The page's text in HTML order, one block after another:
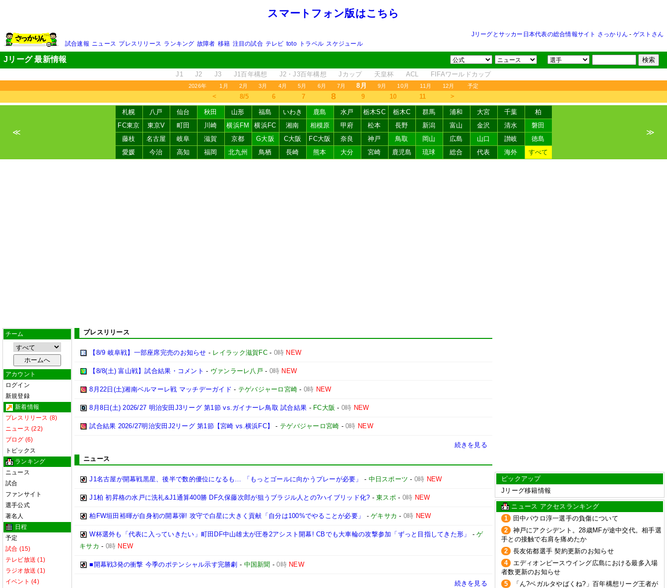
スマートフォン版はこちら
Jリーグとサッカー日本代表の総合情報サイト さっかりん - ゲストさん
試合速報 ニュース プレスリリース ランキング 故障者 移籍 注目の試合 テレビ toto トラベル スケジュール
Jリーグ 最新情報
J1 J2 J3 J1百年構想 J2・J3百年構想 Jカップ 天皇杯 ACL FIFAワールドカップ
2026年 1月 2月 3月 4月 5月 6月 7月 8月 9月 10月 11月 12月 予定
＜ 8/5 6 7 8 9 10 11 ＞
≪
札幌 八戸 仙台 秋田 山形 福島 いわき 鹿島 水戸 栃木SC 栃木C 群馬 浦和 大宮 千葉
柏
FC東京
東京V 町田 川崎 横浜FM 横浜FC 湘南 相模原 甲府 松本 長野 新潟 富山 金沢 清水
磐田
藤枝
名古屋 岐阜 滋賀 京都 G大阪 C大阪 FC大阪 奈良 神戸 鳥取 岡山 広島 山口 讃岐
徳島
愛媛
今治 高知 福岡 北九州 鳥栖 長崎 熊本 大分 宮崎 鹿児島 琉球 総合 代表 海外 すべて
≫
チーム
アカウント
ログイン
新規登録
新着情報
プレスリリース (8)
ニュース (22)
ブログ (6)
トピックス
ランキング
ニュース
試合
ファンサイト
選手公式
著名人
日程
予定
試合 (15)
テレビ放送 (1)
ラジオ放送 (1)
イベント (4)
プレスリリース
【8/9 岐阜戦】一部座席完売のお知らせ - レイラック滋賀FC- 0時 NEW
【8/8(土) 富山戦】試合結果・コメント - ヴァンラーレ八戸 - 0時 NEW
8月22日(土)湘南ベルマーレ戦 マッチデーガイド - テゲバジャーロ宮崎 - 0時 NEW
8月8日(土) 2026/27 明治安田J3リーグ 第1節 vs.ガイナーレ鳥取 試合結果 - FC大阪 - 0時 NEW
試合結果 2026/27明治安田J2リーグ 第1節【宮崎 vs.横浜FC】 - テゲバジャーロ宮崎 -0時 NEW
続きを見る
ニュース
J1名古屋が開幕戦黒星、後半で数的優位になるも… 「もっとゴールに向かうプレーが必要」 - 中日スポーツ - 0時 NEW
J1柏 初昇格の水戸に洗礼&J1通算400勝 DF久保藤次郎が狙うブラジル人との?ハイブリッド化? -東スポ- 0時 NEW
柏FW垣田裕暉が自身初の開幕弾! 攻守で白星に大きく貢献「自分は100%でやることが必要」 -ゲキサカ - 0時 NEW
W杯選外も「代表に入っていきたい」町田DF中山雄太が圧巻2アシスト開幕! CBでも大車輪の攻撃参加「ずっと目指してきた形」 -ゲ
キサカ - 0時 NEW
■開幕戦3発の衝撃 今季のポテンシャル示す完勝劇 - 中国新聞 -0時 NEW
続きを見る
ピックアップ
Jリーグ移籍情報
ニュース アクセスランキング
1
田中パウロ淳一選手の負傷について
2
神戸にアクシデント。28歳MFが途中交代。相手選
手との接触で右肩を痛めたか
2
長友佑都選手 契約更新のお知らせ
4
エディオンピースウイング広島における最多入場
者数更新のお知らせ
5
「ん?ベガルタやばくね?」百年構想リーグ王者が